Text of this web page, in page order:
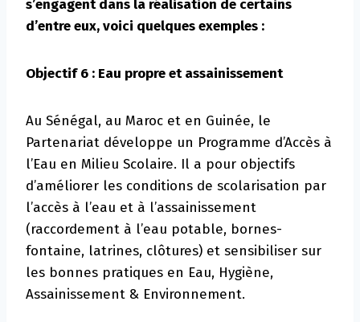
s’engagent dans la réalisation de certains
d’entre eux, voici quelques exemples :
Objectif 6 : Eau propre et assainissement
Au Sénégal, au Maroc et en Guinée, le
Partenariat développe un Programme d’Accès à
l’Eau en Milieu Scolaire. Il a pour objectifs
d’améliorer les conditions de scolarisation par
l’accès à l’eau et à l’assainissement
(raccordement à l’eau potable, bornes-
fontaine, latrines, clôtures) et sensibiliser sur
les bonnes pratiques en Eau, Hygiène,
Assainissement & Environnement.